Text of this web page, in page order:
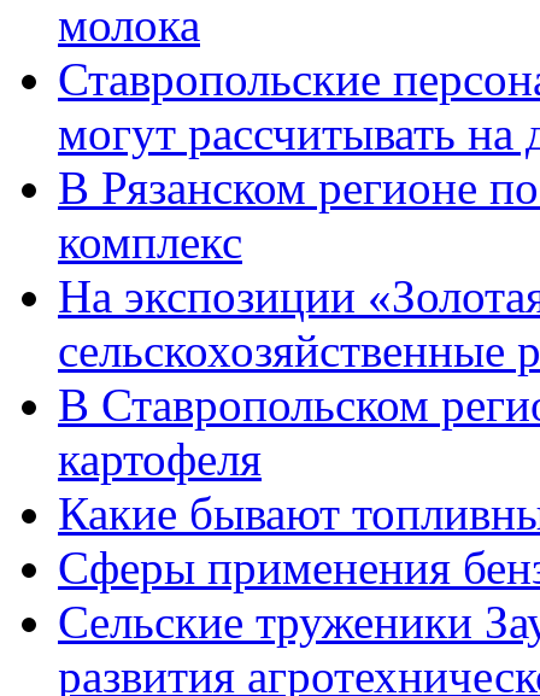
молока
Ставропольские
могут рассчитывать
В Рязанском регионе
комплекс
На экспозиции
сельскохозяйственные
В Ставропольском
картофеля
Какие бывают
Сферы применения
Сельские труженики
развития